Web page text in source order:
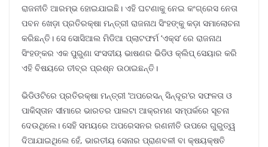
ରାଜନୀତି ଆରମ୍ଭ ହୋଇଯାଇଛି। ଏହି ଘଟଣାକୁ ନେଇ କଂଗ୍ରେସ ନେତା
ପବନ ଖେଡ଼ା ପ୍ରତିରକ୍ଷା ମନ୍ତ୍ରୀ ରାଜନାଥ ସିଂହଙ୍କୁ କଡ଼ା ସମାଲୋଚନା
କରିଛନ୍ତି। ସେ ସୋସିଆଲ ମିଡିଆ ପ୍ଲାଟଫର୍ମ ‘ଏକ୍ସ’ ରେ ରାଜନାଥ
ସିଂହଙ୍କର ଏକ ପୁରୁଣା ସଂସଦୀୟ ଭାଷଣର ଭିଡିଓ କ୍ଲିପ୍ ସେୟାର କରି
ଏହି ବିଷୟରେ ତୀବ୍ର ପ୍ରଶ୍ନ ଉଠାଇଛନ୍ତି।
ଭିଡିଓଟିରେ ପ୍ରତିରକ୍ଷା ମନ୍ତ୍ରୀ ‘ଅପରେସନ୍ ସିନ୍ଦୂର’ର ସଫଳତା ଓ
ପାକିସ୍ତାନ ସୀମାରେ ଭାରତର ପାଲଟା ଆକ୍ରମଣ ସମ୍ପର୍କରେ ସୂଚନା
ଦେଉଥିଲେ। ସେହି ସମୟରେ ଅପରେସନର ରଣନୀତି ଉପରେ ଗୁରୁତ୍ୱ
ଦିଆଯାଇଥିଲେ ହେଁ, ଭାରତୀୟ ସେନାର ପ୍ରାଣବଳୀ ବା କ୍ଷୟକ୍ଷତି